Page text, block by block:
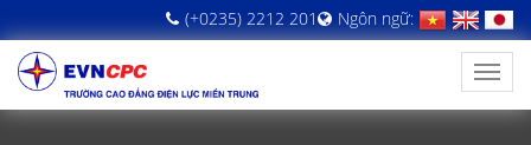
Ngôn ngữ:
(+0235) 2212 201